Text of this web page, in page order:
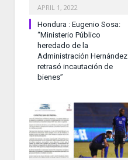
APRIL 1, 2022
Hondura : Eugenio Sosa:
“Ministerio Público
heredado de la
Administración Hernández
retrasó incautación de
bienes”